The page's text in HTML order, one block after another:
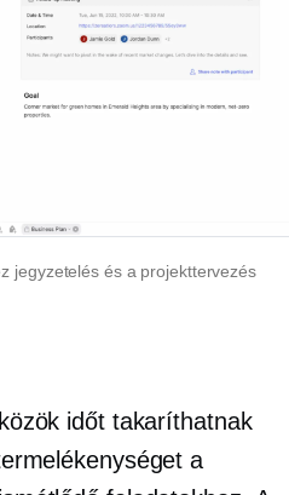
jegyzetelés és a projekttervezés
időt takaríthatnak
a